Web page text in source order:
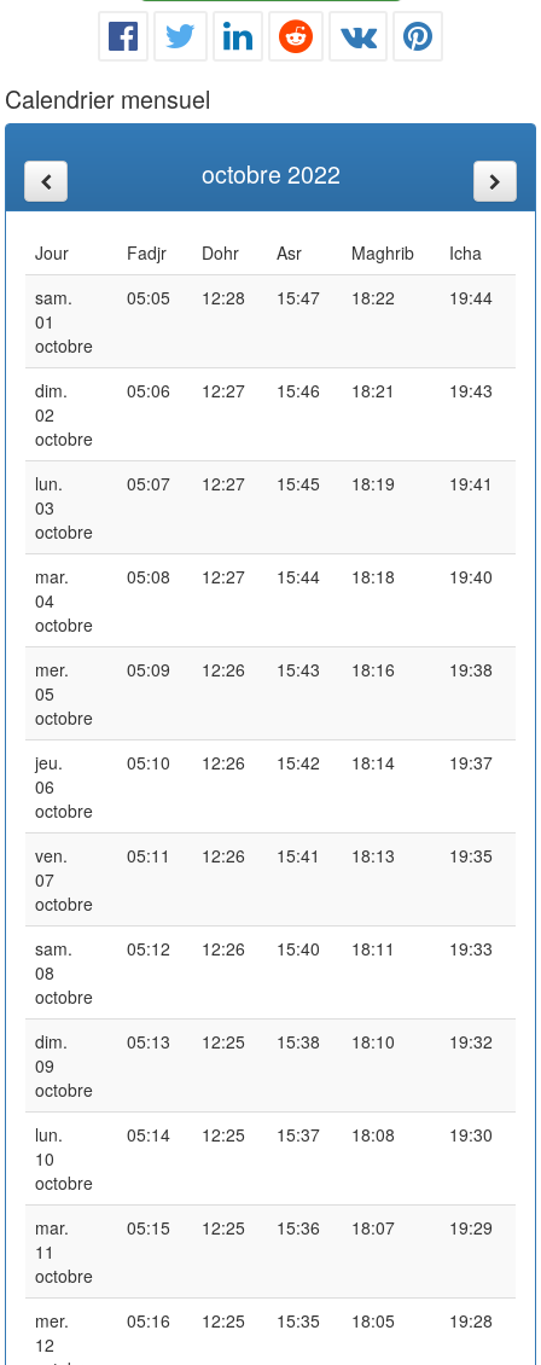
Calendrier mensuel
octobre 2022
Jour Fadjr Dohr Asr Maghrib
Icha
sam.
01
octobre
05:05 12:28 15:47 18:22 19:44
dim.
02
octobre
05:06 12:27 15:46 18:21 19:43
lun.
03
octobre
05:07 12:27 15:45 18:19 19:41
mar.
04
octobre
05:08 12:27 15:44 18:18 19:40
mer.
05
octobre
05:09 12:26 15:43 18:16 19:38
jeu.
06
octobre
05:10 12:26 15:42 18:14 19:37
ven.
07
octobre
05:11 12:26 15:41 18:13 19:35
sam.
08
octobre
05:12 12:26 15:40 18:11 19:33
dim.
09
octobre
05:13 12:25 15:38 18:10 19:32
lun.
10
octobre
05:14 12:25 15:37 18:08 19:30
mar.
11
octobre
05:15 12:25 15:36 18:07 19:29
mer.
12
05:16 12:25 15:35 18:05 19:28